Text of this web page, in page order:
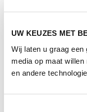
UW KEUZES MET
Wij laten u graag
media op maat
en andere